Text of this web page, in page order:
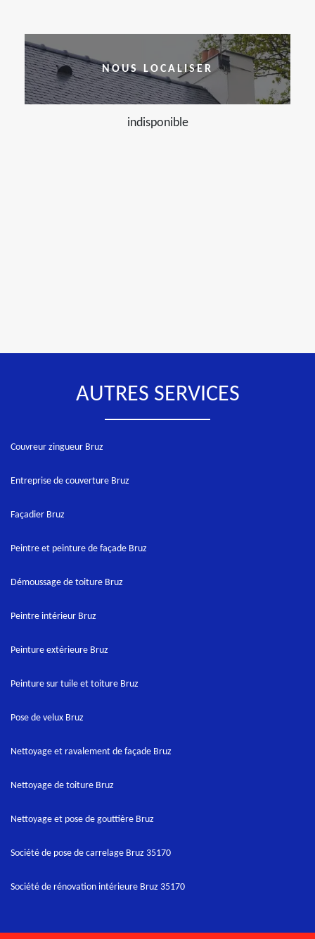
NOUS LOCALISER
indisponible
AUTRES SERVICES
Couvreur zingueur Bruz
Entreprise de couverture Bruz
Façadier Bruz
Peintre et peinture de façade Bruz
Démoussage de toiture Bruz
Peintre intérieur Bruz
Peinture extérieure Bruz
Peinture sur tuile et toiture Bruz
Pose de velux Bruz
Nettoyage et ravalement de façade Bruz
Nettoyage de toiture Bruz
Nettoyage et pose de gouttière Bruz
Société de pose de carrelage Bruz 35170
Société de rénovation intérieure Bruz 35170